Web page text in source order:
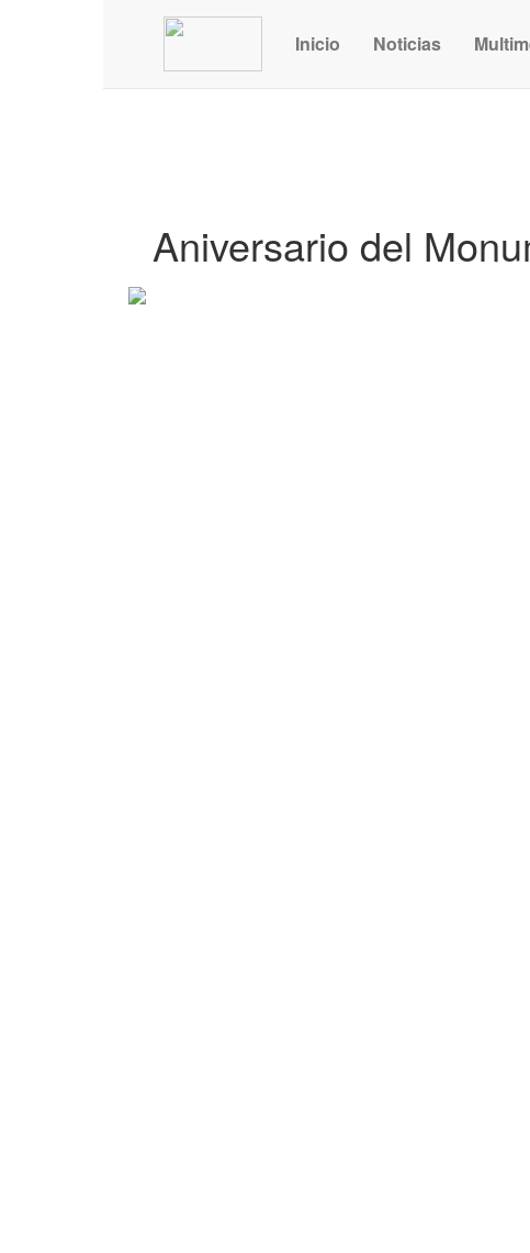
Inicio Noticias
Aniversario del